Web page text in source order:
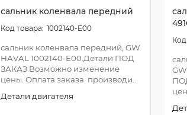
сальник коленвала передний
1002140-E00
сальник коленвала передний, GW
HAVAL 1002140-E00.Детали ПОД
ЗАКАЗ Возможно изменение
цены. Оплата заказа производи..
Детали двигателя